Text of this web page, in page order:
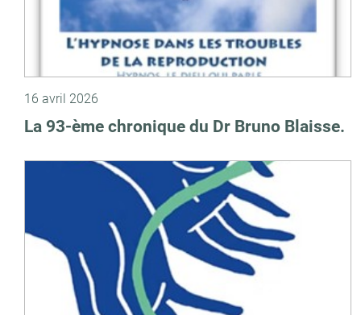
16 avril 2026
La 93-ème chronique du Dr Bruno Blaisse.